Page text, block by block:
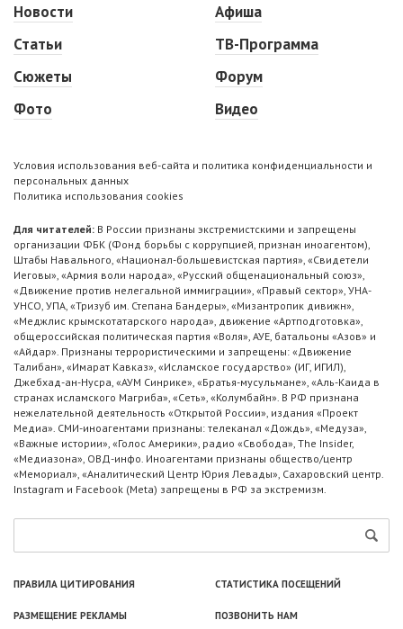
Новости
Статьи
Сюжеты
Фото
Афиша
ТВ-Программа
Форум
Видео
Условия использования веб-сайта и политика конфиденциальности и
персональных данных
Политика использования cookies
Для читателей: В России признаны экстремистскими и запрещены
организации ФБК (Фонд борьбы с коррупцией, признан иноагентом),
Штабы Навального, «Национал-большевистская партия», «Свидетели
Иеговы», «Армия воли народа», «Русский общенациональный союз»,
«Движение против нелегальной иммиграции», «Правый сектор», УНА-
УНСО, УПА, «Тризуб им. Степана Бандеры», «Мизантропик дивижн»,
«Меджлис крымскотатарского народа», движение «Артподготовка»,
общероссийская политическая партия «Воля», АУЕ, батальоны «Азов» и
«Айдар». Признаны террористическими и запрещены: «Движение
Талибан», «Имарат Кавказ», «Исламское государство» (ИГ, ИГИЛ),
Джебхад-ан-Нусра, «АУМ Синрике», «Братья-мусульмане», «Аль-Каида в
странах исламского Магриба», «Сеть», «Колумбайн». В РФ признана
нежелательной деятельность «Открытой России», издания «Проект
Медиа». СМИ-иноагентами признаны: телеканал «Дождь», «Медуза»,
«Важные истории», «Голос Америки», радио «Свобода», The Insider,
«Медиазона», ОВД-инфо. Иноагентами признаны общество/центр
«Мемориал», «Аналитический Центр Юрия Левады», Сахаровский центр.
Instagram и Facebook (Metа) запрещены в РФ за экстремизм.
ПРАВИЛА ЦИТИРОВАНИЯ СТАТИСТИКА ПОСЕЩЕНИЙ
РАЗМЕЩЕНИЕ РЕКЛАМЫ ПОЗВОНИТЬ НАМ